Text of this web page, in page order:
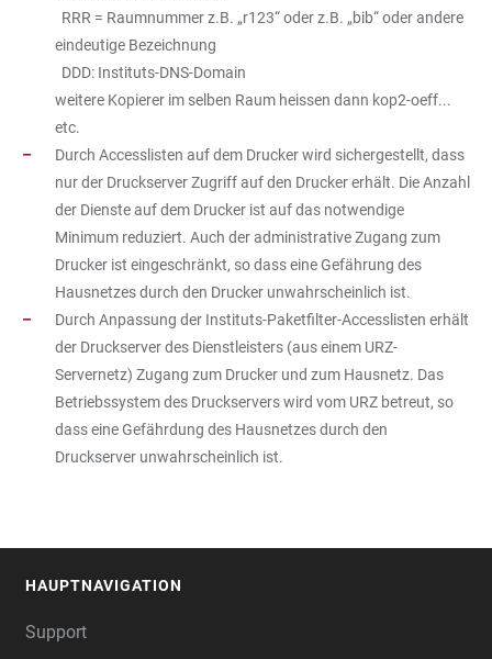
RRR = Raumnummer z.B. „r123“ oder z.B. „bib“ oder andere
eindeutige Bezeichnung
DDD: Instituts-DNS-Domain
weitere Kopierer im selben Raum heissen dann kop2-oeff...
etc.
Durch Accesslisten auf dem Drucker wird sichergestellt, dass
nur der Druckserver Zugriff auf den Drucker erhält. Die Anzahl
der Dienste auf dem Drucker ist auf das notwendige
Minimum reduziert. Auch der administrative Zugang zum
Drucker ist eingeschränkt, so dass eine Gefährung des
Hausnetzes durch den Drucker unwahrscheinlich ist.
Durch Anpassung der Instituts-Paketfilter-Accesslisten erhält
der Druckserver des Dienstleisters (aus einem URZ-
Servernetz) Zugang zum Drucker und zum Hausnetz. Das
Betriebssystem des Druckservers wird vom URZ betreut, so
dass eine Gefährdung des Hausnetzes durch den
Druckserver unwahrscheinlich ist.
HAUPTNAVIGATION
Support